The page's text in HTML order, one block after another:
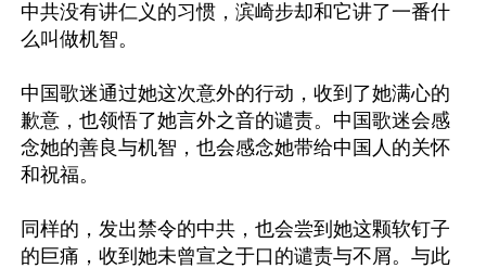
中共没有讲仁义的习惯，滨崎步却和它讲了一番什
么叫做机智。
中国歌迷通过她这次意外的行动，收到了她满心的
歉意，也领悟了她言外之音的谴责。中国歌迷会感
念她的善良与机智，也会感念她带给中国人的关怀
和祝福。
同样的，发出禁令的中共，也会尝到她这颗软钉子
的巨痛，收到她未曾宣之于口的谴责与不屑。与此